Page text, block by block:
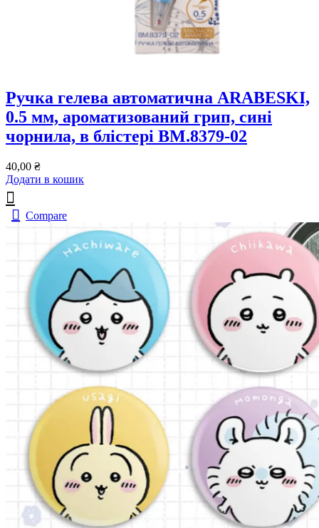
Ручка гелева автоматична ARABESKI,
0.5 мм, ароматизований грип, сині
чорнила, в блістері BM.8379-02
40,00 ₴
Додати в кошик
Compare